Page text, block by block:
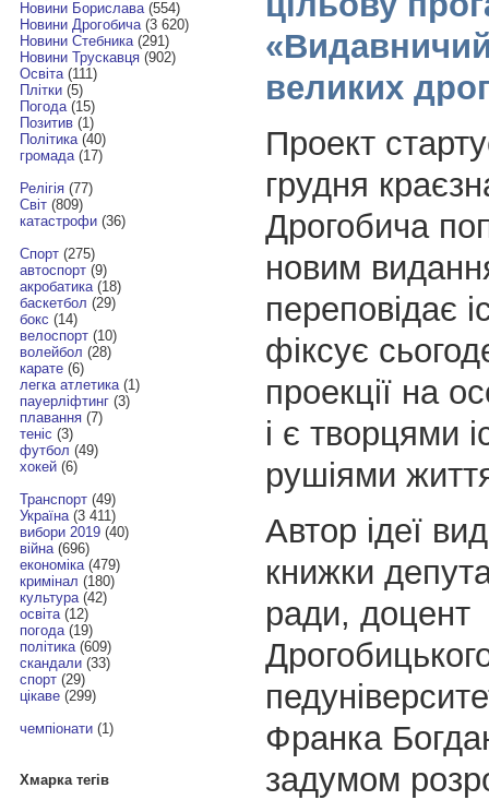
Новини Борислава(554)
Новини Дрогобича(3 620)
Новини Стебника(291)
Новини Трускавця(902)
Освіта(111)
Плітки(5)
Погода(15)
Позитив(1)
Політика(40)
громада(17)
Релігія(77)
Світ(809)
катастрофи(36)
Спорт(275)
автоспорт(9)
акробатика(18)
баскетбол (29)
бокс (14)
велоспорт(10)
волейбол (28)
карате(6)
легка атлетика(1)
пауерліфтинг(3)
плавання(7)
теніс (3)
футбол (49)
хокей(6)
Транспорт(49)
Україна(3 411)
вибори 2019(40)
війна(696)
економіка(479)
кримінал (180)
культура(42)
освіта(12)
погода(19)
політика(609)
скандали(33)
спорт(29)
цікаве(299)
чемпіонати(1)
Хмарка тегів
великих
Проект
грудня
Дрогобича
новим
переповідає
фіксує
проекції на
і є творцями
рушіями
Автор ідеї
книжки
ради, доцент
Франка
задумом